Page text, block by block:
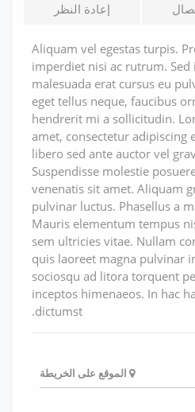
إعادة النظر
Aliquam vel egestas turpis.
imperdiet nisi ac rutrum.
malesuada erat cursus eu
eget tellus neque, faucibus
hendrerit mi a sollicitudin.
amet, consectetur adipiscing
libero sed ante auctor vel
Suspendisse molestie
venenatis sit amet. Aliquam
pulvinar luctus. Phasellus a
Mauris elementum tempus
sem ultricies vitae. Nullam
quis laoreet magna pulvinar
sociosqu ad litora torquent
inceptos himenaeos. In hac
dictumst.
الموقع على الخريطة